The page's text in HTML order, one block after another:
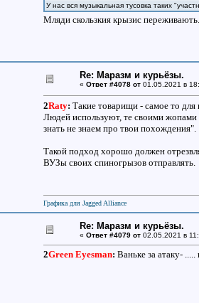
У нас вся музыкальная тусовка таких
Мляди скользкия крызис
Re: Маразм и курьёзы.
« Ответ #4078 от01.05.2021 в
2Raty: Такие товарищи - самое то для
Людей используют, те своими жопами
знать не знаем про твои похождения".
Такой подход хорошо должен
ВУЗы своих спиногрызов отправлять.
Графика для Jagged Alliance
Re: Маразм и курьёзы.
« Ответ #4079 от02.05.2021 в
2Green Eyesman: Ваньке за атаку-